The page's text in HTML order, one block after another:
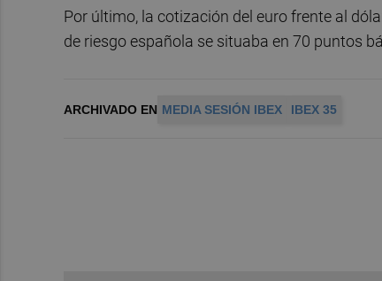
Por último, la cotización del euro frente al
de riesgo española se situaba en 70 puntos
ARCHIVADO EN MEDIA SESIÓN IBEX IBEX 35